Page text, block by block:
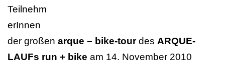
Teilnehm
erInnen
der großen arque – bike-tourdes ARQUE-
LAUFs run + bike am 14. November 2010